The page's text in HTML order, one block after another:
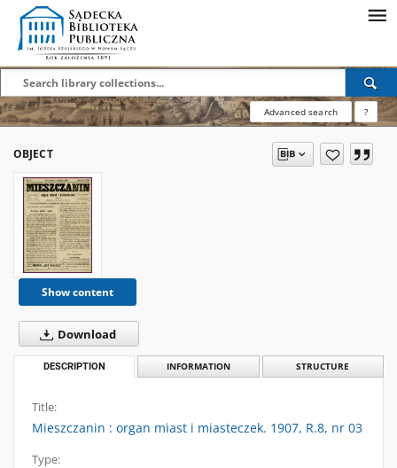
Advanced search ?
OBJECT
Show content
Download
DESCRIPTION INFORMATION STRUCTURE
Title:
Mieszczanin : organ miast i miasteczek. 1907, R.8, nr 03
Type: